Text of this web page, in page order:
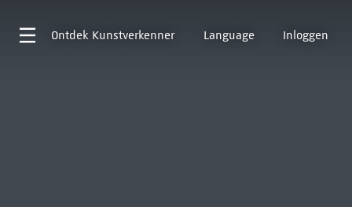
Ontdek Kunstverkenner Language Inloggen